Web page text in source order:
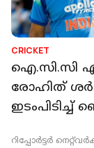
CRICKET
ഐ.സി.സി
രോഹിത്
ഇടംപിടിച്ച്
റിപ്പോർട്ടർ